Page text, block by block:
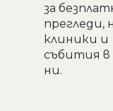
за
прегледи,
клиники и
събития в
ни.